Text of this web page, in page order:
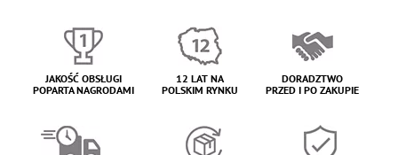
JAKOŚĆ OBSŁUGI
POPARTA NAGRODAMI
12 LAT NA
POLSKIM RYNKU
DORADZTWO
PRZED I PO ZAKUPIE